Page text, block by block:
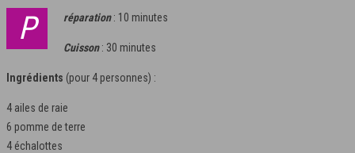
Préparation: 10 minutes
Cuisson: 30 minutes
Ingrédients (pour 4 personnes) :
4 ailes de raie
6 pomme de terre
4 échalottes